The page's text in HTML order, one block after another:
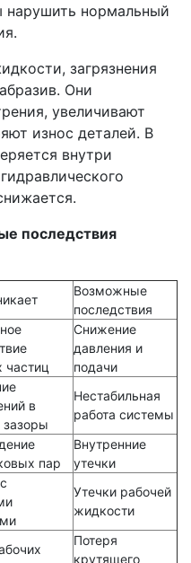
нарушить нормальный
загрязнения
Они
увеличивают
износ деталей. В
внутри
последствия
Возможные
последствия
частиц
Снижение
давления и
подачи
в
зазоры
Нестабильная
работа системы
пар
Внутренние
утечки
Утечки рабочей
жидкости
Потеря
крутящего